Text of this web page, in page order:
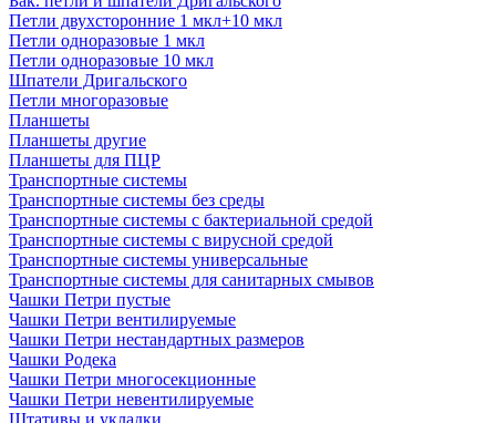
Петли двухсторонние 1 мкл+10 мкл
Петли одноразовые 1 мкл
Петли одноразовые 10 мкл
Шпатели Дригальского
Петли многоразовые
Планшеты
Планшеты другие
Планшеты для ПЦР
Транспортные системы
Транспортные системы без среды
Транспортные системы с бактериальной средой
Транспортные системы с вирусной средой
Транспортные системы универсальные
Транспортные системы для санитарных смывов
Чашки Петри пустые
Чашки Петри вентилируемые
Чашки Петри нестандартных размеров
Чашки Родека
Чашки Петри многосекционные
Чашки Петри невентилируемые
Штативы и укладки